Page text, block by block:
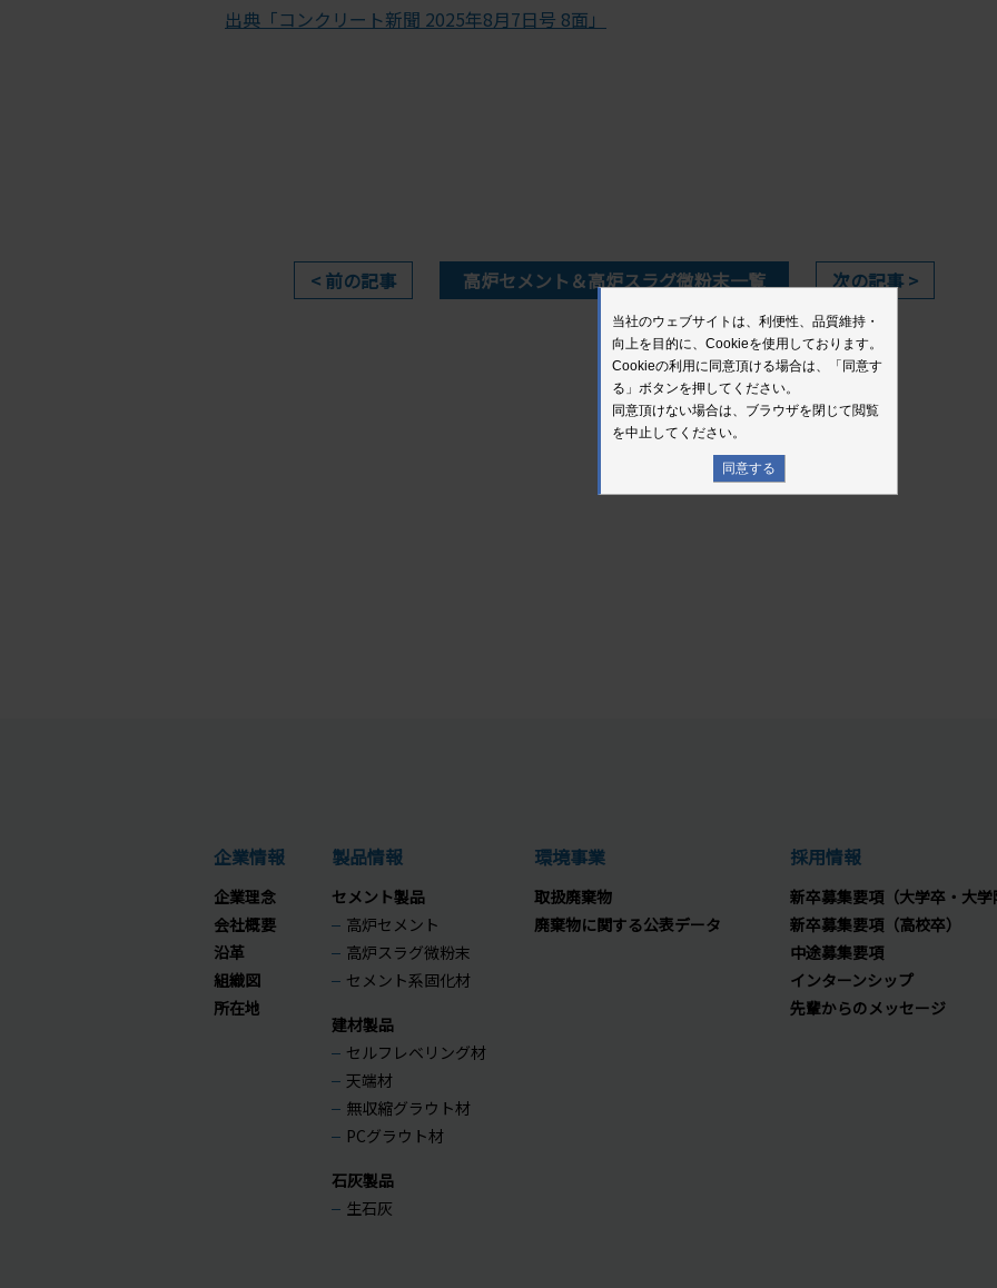
出典「コンクリート新聞 2025年8月7日号 8面」
< 前の記事 高炉セメント＆高炉スラグ微粉末一覧 次の記事 >
企業情報
企業理念
会社概要
沿革
組織図
所在地
製品情報
セメント製品
高炉セメント
高炉スラグ微粉末
セメント系固化材
建材製品
セルフレベリング材
天端材
無収縮グラウト材
PCグラウト材
石灰製品
生石灰
環境事業
取扱廃棄物
廃棄物に関する公表データ
採用情報
新卒募集要項（大学卒・大
新卒募集要項（高校卒）
中途募集要項
インターンシップ
先輩からのメッセージ
当社のウェブサイトは、利便性、品質維持・
向上を目的に、Cookieを使用しております。
Cookieの利用に同意頂ける場合は、「同意す
る」ボタンを押してください。
同意頂けない場合は、ブラウザを閉じて閲覧
を中止してください。
同意する